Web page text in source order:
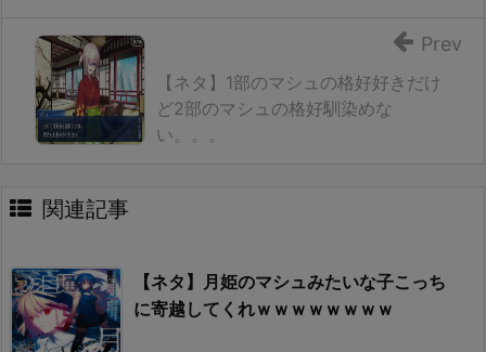
【ネタ】1部のマシュの格好好きだけ
ど2部のマシュの格好馴染めな
い。。。
Prev
関連記事
【ネタ】月姫のマシュみたいな子こっち
に寄越してくれｗｗｗｗｗｗｗｗ